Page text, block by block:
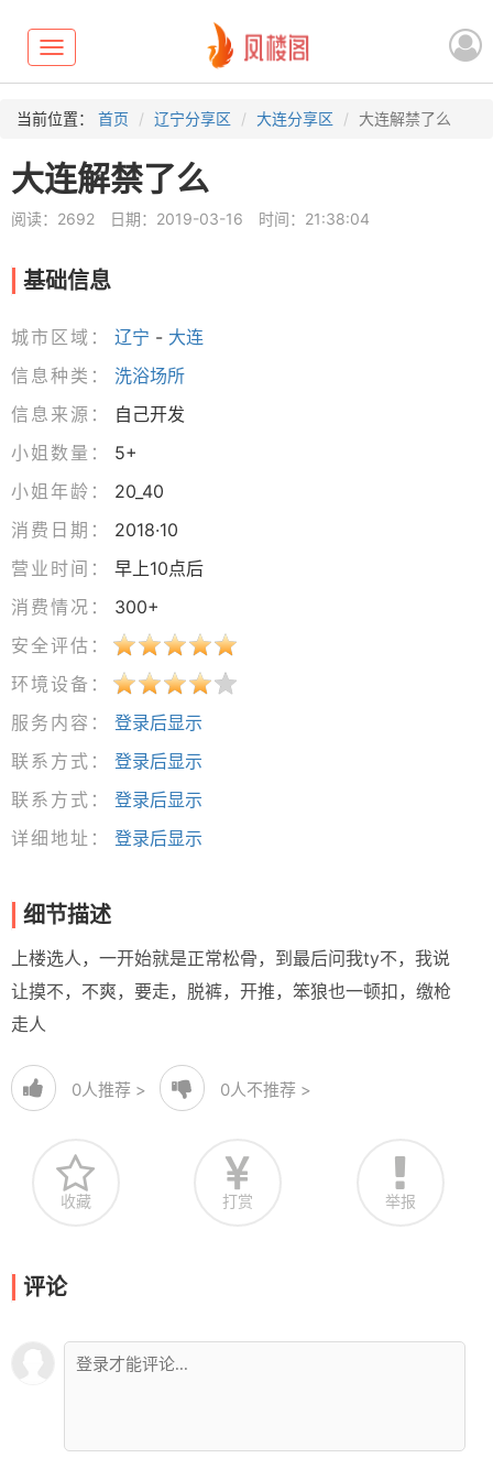
Toggle
navigation
当前位置： 首页 辽宁分享区 大连分享区 大连解禁了么
大连解禁了么
阅读：2692 日期：2019-03-16 时间：21:38:04
基础信息
城市区域： 辽宁 - 大连
信息种类：
洗浴场所
信息来源：
自己开发
小姐数量：
5+
小姐年龄：
20_40
消费日期：
2018·10
营业时间：
早上10点后
消费情况：
300+
安全评估：
环境设备：
服务内容：
登录后显示
联系方式：
登录后显示
联系方式：
登录后显示
详细地址：
登录后显示
细节描述
上楼选人，一开始就是正常松骨，到最后问我ty不，我说
让摸不，不爽，要走，脱裤，开推，笨狼也一顿扣，缴枪
走人
0人推荐 > 0人不推荐 >
收藏 打赏 举报
评论